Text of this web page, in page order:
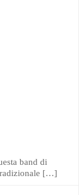
band di
[…]